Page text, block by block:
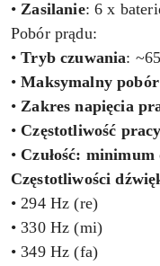
•Zasilanie: 6 x
Pobór prądu:
•Tryb czuwania:
•Maksymalny pobór
•Zakres napięcia
• Częstotliwość pracy
• Czułość: minimum
Częstotliwości
• 294 Hz (re)
• 330 Hz (mi)
• 349 Hz (fa)